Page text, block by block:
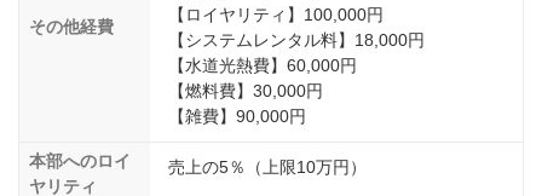
その他経費
【ロイヤリティ】100,000円
【システムレンタル料】18,000円
【水道光熱費】60,000円
【燃料費】30,000円
【雑費】90,000円
本部へのロイ
ヤリティ
売上の5％（上限10万円）